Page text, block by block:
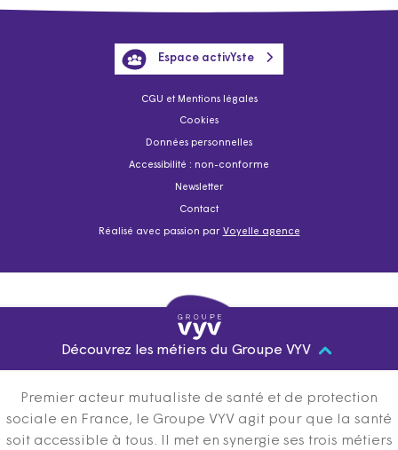
CGU et Mentions légales
Cookies
Données personnelles
Accessibilité : non-conforme
Newsletter
Contact
Réalisé avec passion par Voyelle agence
Espace activYste
Découvrez les métiers du Groupe VYV
Premier acteur mutualiste de santé et de protection
sociale en France, le Groupe VYV agit pour que la santé
soit accessible à tous. Il met en synergie ses trois métiers